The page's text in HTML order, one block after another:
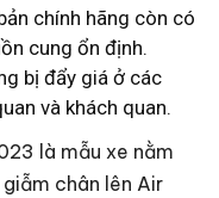
chính hãng còn có
cung ổn định.
bị đẩy giá ở các
và khách quan.
là mẫu xe nằm
chân lên Air